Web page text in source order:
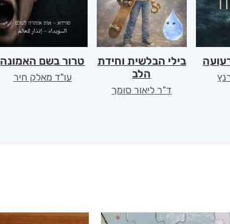
בילי הבלשית וחידת
הלב
ד"ר ליאור סומך
טרור בשם האמונה
עו"ד מאלק חיר